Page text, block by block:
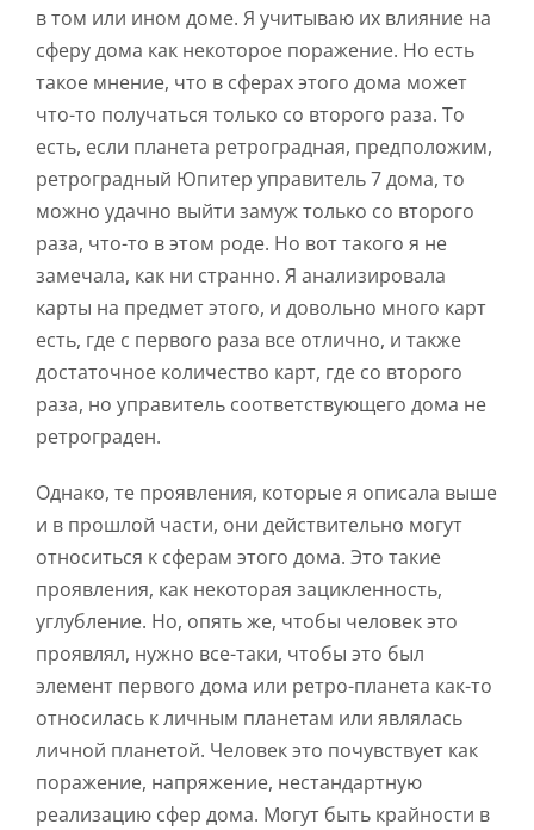
в том или ином доме. Я учитываю их влияние на
сферу дома как некоторое поражение. Но есть
такое мнение, что в сферах этого дома может
что-то получаться только со второго раза. То
есть, если планета ретроградная, предположим,
ретроградный Юпитер управитель 7 дома, то
можно удачно выйти замуж только со второго
раза, что-то в этом роде. Но вот такого я не
замечала, как ни странно. Я анализировала
карты на предмет этого, и довольно много карт
есть, где с первого раза все отлично, и также
достаточное количество карт, где со второго
раза, но управитель соответствующего дома не
ретрограден.
Однако, те проявления, которые я описала выше
и в прошлой части, они действительно могут
относиться к сферам этого дома. Это такие
проявления, как некоторая зацикленность,
углубление. Но, опять же, чтобы человек это
проявлял, нужно все-таки, чтобы это был
элемент первого дома или ретро-планета как-то
относилась к личным планетам или являлась
личной планетой. Человек это почувствует как
поражение, напряжение, нестандартную
реализацию сфер дома. Могут быть крайности в